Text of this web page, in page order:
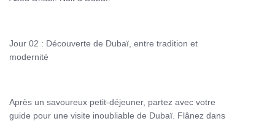
galeries d'art et son souk traditionnel, où vous pourrez acheter
des souvenirs authentiques.
accompagneront tout au long de votre voyage, partageant des
anecdotes fascinantes et des informations précieuses sur chaque
Jour 02 : Découverte de Dubaï, entre tradition et
modernité
Après un savoureux petit-déjeuner, partez avec votre
guide pour une visite inoubliable de Dubaï. Flânez dans